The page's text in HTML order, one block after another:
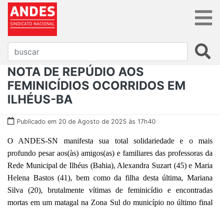
NOTA DE REPÚDIO AOS
FEMINICÍDIOS OCORRIDOS EM
ILHÉUS-BA
Publicado em 20 de Agosto de 2025 às 17h40
O ANDES-SN manifesta sua total solidariedade e o mais
profundo pesar aos(às) amigos(as) e familiares das professoras da
Rede Municipal de Ilhéus (Bahia), Alexandra Suzart (45) e Maria
Helena Bastos (41), bem como da filha desta última, Mariana
Silva (20), brutalmente vítimas de feminicídio e encontradas
mortas em um matagal na Zona Sul do município no último final